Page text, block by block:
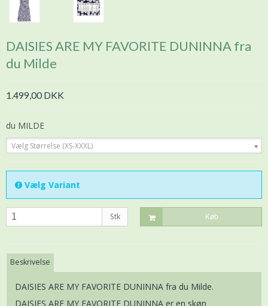
DAISIES ARE MY FAVORITE DUNINNA fra
du Milde
1.499,00 DKK
du MILDE
Vælg Størrelse (XS-XXXL)
Vælg Variant
Stk Køb
Beskrivelse
DAISIES ARE MY FAVORITE DUNINNA fra du Milde.
DAISIES ARE MY FAVORITE DUNINNA er en skøn